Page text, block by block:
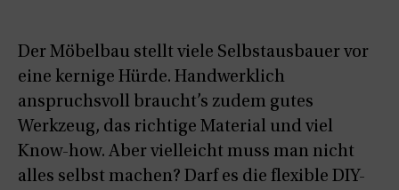
Der Möbelbau stellt viele Selbstausbauer vor
eine kernige Hürde. Handwerklich
anspruchsvoll braucht’s zudem gutes
Werkzeug, das richtige Material und viel
Know-how. Aber vielleicht muss man nicht
alles selbst machen? Darf es die flexible DIY-